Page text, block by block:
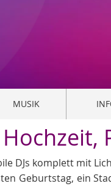
MUSIK
DJs komplett mit
Geburtstag, ein